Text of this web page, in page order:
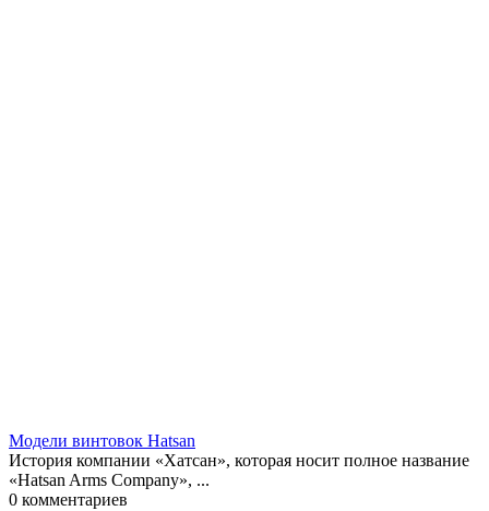
Модели винтовок Hatsan
История компании «Хатсан», которая носит полное название
«Hatsan Arms Company», ...
0 комментариев